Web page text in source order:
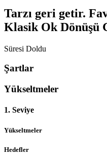
Tarzı geri getir.
Klasik Ok Dönüşü
Süresi Doldu
Şartlar
Yükseltmeler
1. Seviye
Yükseltmeler
Hedefler